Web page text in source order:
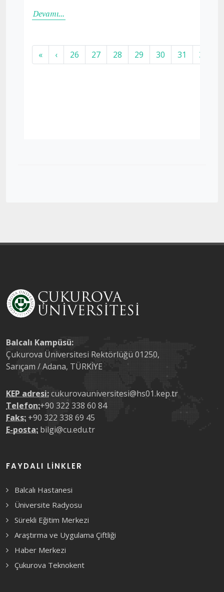
Devamı...
« ‹ 26 27 28 29 30 31 32
Balcalı Kampüsü:
Çukurova Üniversitesi Rektörlüğü 01250,
Sarıçam / Adana, TÜRKİYE
KEP adresi:cukurovauniversitesi@hs01.kep.tr
Telefon:+90 322 338 60 84
Faks: +90 322 338 69 45
E-posta: bilgi@cu.edu.tr
FAYDALI LINKLER
Balcalı Hastanesi
Üniversite Radyosu
Sürekli Eğitim Merkezi
Araştırma ve Uygulama Çiftliği
Haber Merkezi
Çukurova Teknokent